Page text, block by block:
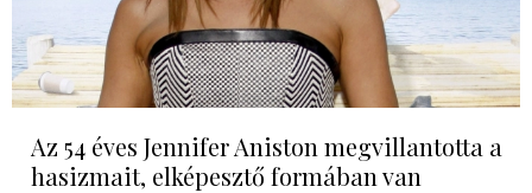
Az 54 éves Jennifer Aniston megvillantotta a
hasizmait, elképesztő formában van